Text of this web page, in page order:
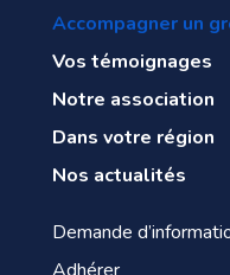
Accompagner un
Vos témoignages
Notre association
Dans votre région
Nos actualités
Demande